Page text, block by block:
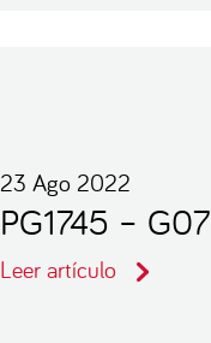
23 Ago 2022
PG1745 – G07
Leer artículo